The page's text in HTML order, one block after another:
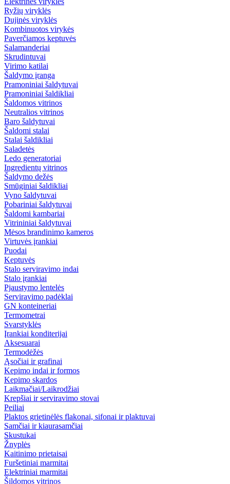
Ryžių viryklės
Dujinės viryklės
Kombinuotos virykės
Paverčiamos keptuvės
Salamanderiai
Skrudintuvai
Virimo katilai
Šaldymo įranga
Pramoniniai šaldytuvai
Pramoniniai šaldikliai
Šaldomos vitrinos
Neutralios vitrinos
Baro šaldytuvai
Šaldomi stalai
Stalai šaldikliai
Saladetės
Ledo generatoriai
Ingredientų vitrinos
Šaldymo dežės
Smūginiai šaldikliai
Vyno šaldytuvai
Pobariniai šaldytuvai
Šaldomi kambariai
Vitrininiai šaldytuvai
Mėsos brandinimo kameros
Virtuvės įrankiai
Puodai
Keptuvės
Stalo serviravimo indai
Stalo įrankiai
Pjaustymo lentelės
Serviravimo padėklai
GN konteineriai
Termometrai
Svarstyklės
Įrankiai konditerijai
Aksesuarai
Termodėžės
Ąsočiai ir grafinai
Kepimo indai ir formos
Kepimo skardos
Laikmačiai/Laikrodžiai
Krepšiai ir serviravimo stovai
Peiliai
Plaktos grietinėlės flakonai, sifonai ir plaktuvai
Samčiai ir kiaurasamčiai
Skustukai
Žnyplės
Kaitinimo prietaisai
Furšetiniai marmitai
Elektriniai marmitai
Šildomos vitrinos